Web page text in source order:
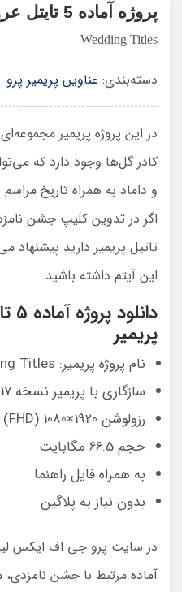
پروژه آماده 5 تایتل عروسی برای پریمیر
Wedding Titles
دسته‌بندی: عناوین پریمیر پرو
کادر گل‌ها وجود دارد که
و داماد به همراه تاریخ
اگر در تدوین کلیپ جشن
تاتیل پریمیر دارید
این آیتم داشته باشید.
پریمیر
نام پروژه پریمیر: Wedding Titles
سازگاری با پریمیر نسخه 17 به بالا
رزولوشن 1920×1080 (FHD)
حجم 66.5 مگابایت
به همراه فایل راهنما
بدون نیاز به پلاگین
در سایت پرو جی اف ایکس
آماده مرتبط با جشن